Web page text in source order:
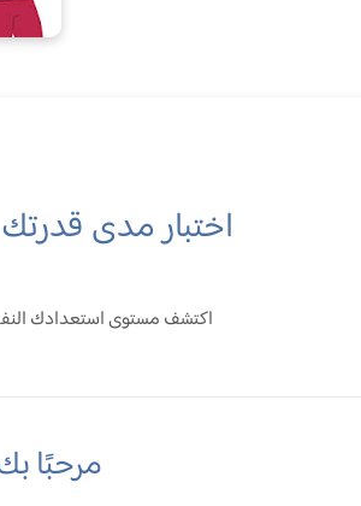
اختبار مدى
اكتشف مستوى استعدادك
مرحبًا